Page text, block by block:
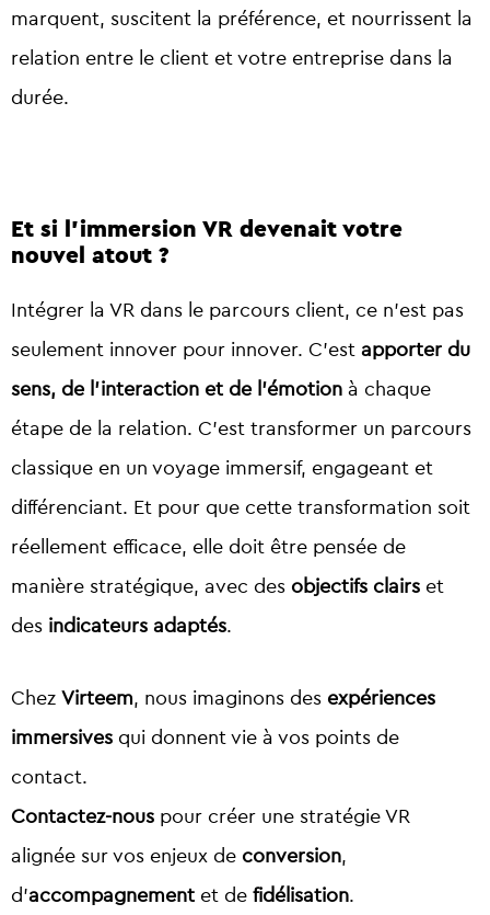
marquent, suscitent la préférence, et nourrissent la
relation entre le client et votre entreprise dans la
durée.
Et si l’immersion VR devenait votre
nouvel atout ?
Intégrer la VR dans le parcours client, ce n’est pas
seulement innover pour innover. C’est apporter du
sens, de l’interaction et de l’émotion à chaque
étape de la relation. C’est transformer un parcours
classique en un voyage immersif, engageant et
différenciant. Et pour que cette transformation soit
réellement efficace, elle doit être pensée de
manière stratégique, avec des objectifs clairs et
des indicateurs adaptés.
Chez Virteem, nous imaginons des expériences
immersives qui donnent vie à vos points de
contact.
Contactez-nous pour créer une stratégie VR
alignée sur vos enjeux de conversion,
d’accompagnement et de fidélisation.